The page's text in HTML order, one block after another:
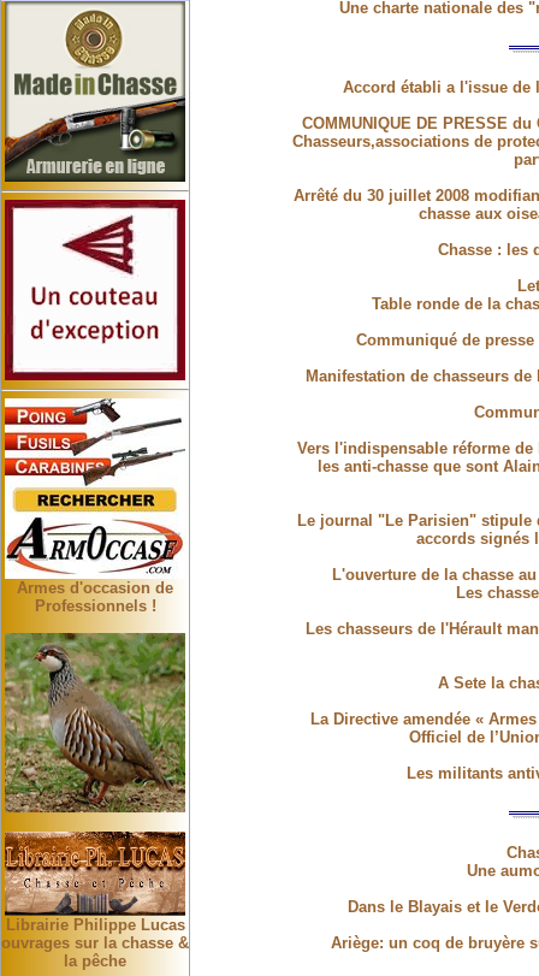
Armes d'occasion de
Professionnels !
Librairie Philippe Lucas
ouvrages sur la chasse &
la pêche
Une charte nationale des
Accord établi a l'issue de
COMMUNIQUE DE PRESSE
Chasseurs,associations de
Arrêté du 30 juillet 2008
chasse aux
Chasse : les
Table ronde de la
Communiqué de
Manifestation de chasseurs
Vers l'indispensable réforme
les anti-chasse que sont
Le journal "Le Parisien" stipule
accords signés
L'ouverture de la chasse
Les
Les chasseurs de l'Hérault
A Sete la
La Directive amendée «
Officiel de
Les militants
Une
Dans le Blayais et le
Ariège: un coq de bruyère